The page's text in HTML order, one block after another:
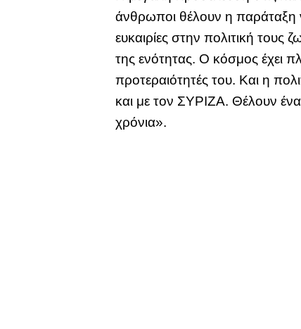
άνθρωποι θέλουν η παράταξη
ευκαιρίες στην πολιτική
της ενότητας. Ο κόσμος έχει
προτεραιότητές του. Και η
και με τον ΣΥΡΙΖΑ. Θέλουν
χρόνια».